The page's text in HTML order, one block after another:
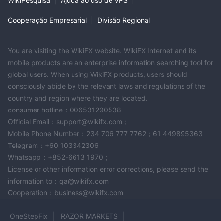
Existem áreas restritas para os serviços do NCE?
Sim, a NCE SC Limited não oferece serviços a residentes de
Unidos, Japão e Hong Kong.
Aviso de Risco
O trading online envolve risco significativo, e você pode perder
todo o seu capital investido. Não é adequado para todos os
compreende os riscos envolvidos e note que as informações
empresa.
Cooperação Empresarial Divisão Regional
You are visiting the WikiFX website. WikiFX Internet and its
mobile products are an enterprise information searching tool for
global users. When using WikiFX products, users should
consciously abide by the relevant laws and regulations of the
country and region where they are located.
consumer hotline：006531290538
Official Email：support@wikifx.com；
Mobile Phone Number：234 706 777 7762；61 449895363
Telegram：+60 103342306
Whatsapp：+852-6613 1970；
License or other information error corrections, please send the
information to：qa@wikifx.com
Cooperation：business@wikifx.com
OneStepFix RAZOR MARKETS